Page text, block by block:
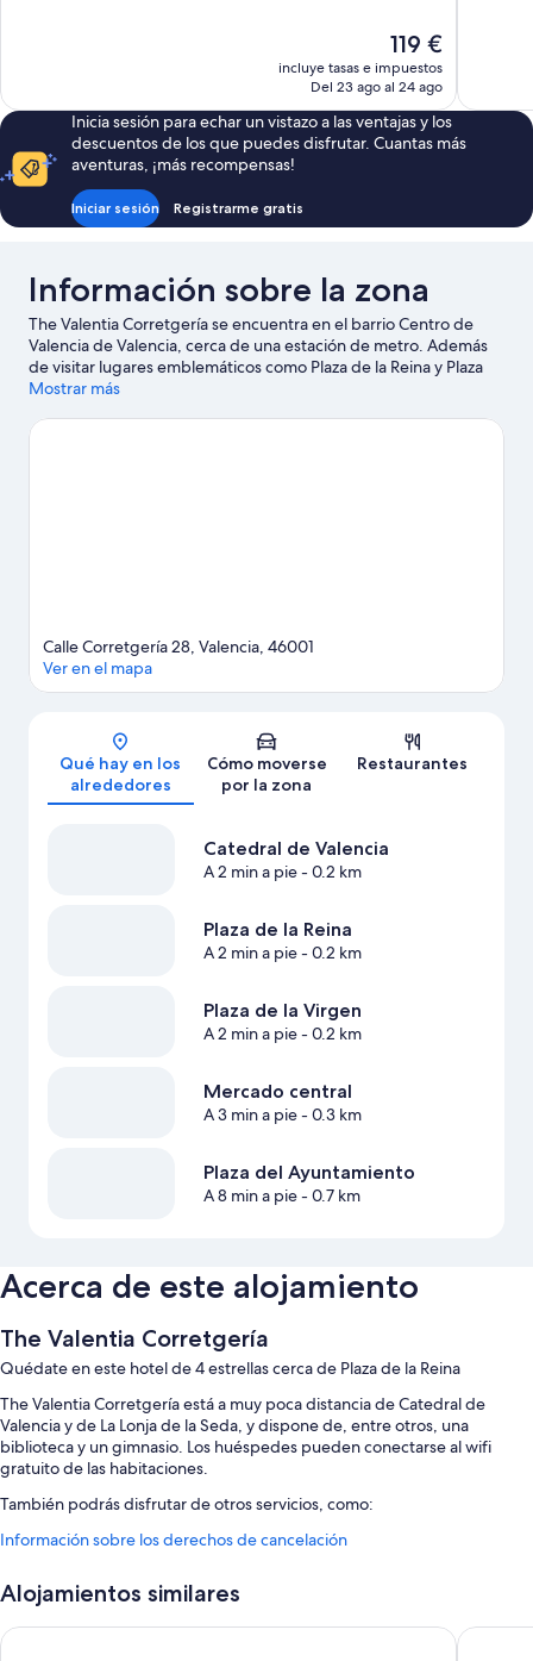
El
precio
actual
de
119 €
119 €
incluye tasas e impuestos
Del 23 ago al 24 ago
Inicia sesión para echar un vistazo a las ventajas y los
descuentos de los que puedes disfrutar. Cuantas más
aventuras, ¡más recompensas!
Iniciar sesión Registrarme gratis
Información sobre la zona
The Valentia Corretgería se encuentra en el barrio Centro de
Valencia de Valencia, cerca de una estación de metro. Además
de visitar lugares emblemáticos como Plaza de la Reina y Plaza
del Ayuntamiento, puedes dar un toque más activo a tus
Bioparc Valencia: ¡te encantará!
Mostrar más
Mapa
Calle Corretgería 28, Valencia, 46001
Ver en el mapa
Qué hay en los
alrededores
Cómo moverse
por la zona
Restaurantes
Catedral de Valencia
A 2 min a pie- 0.2 km
Plaza de la Reina
A 2 min a pie- 0.2 km
Plaza de la Virgen
A 2 min a pie- 0.2 km
Mercado central
A 3 min a pie- 0.3 km
Plaza del Ayuntamiento
A 8 min a pie- 0.7 km
Acerca de este alojamiento
The Valentia Corretgería
Quédate en este hotel de 4 estrellas cerca de Plaza de la Reina
The Valentia Corretgería está a muy poca distancia de Catedral de
Valencia y de La Lonja de la Seda, y dispone de, entre otros, una
biblioteca y un gimnasio. Los huéspedes pueden conectarse al wifi
gratuito de las habitaciones.
También podrás disfrutar de otros servicios, como:
Desayuno bufé (de pago), un servicio de transporte desde y hasta el
Servicios de conserjería, asistencia turística y para la compra de
Espacios sin humos y un servicio de recepción las 24 horas
Información sobre los derechos de cancelación
Alojamientos similares
The Valentia Cabillers Hotel MYR